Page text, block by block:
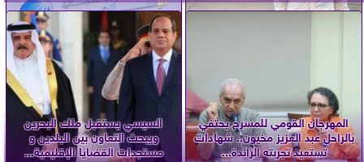
المهرجان القومي للمسرح يحتفي
بالراحل عبد العزيز مخيون.. شهادات
تستعيد تجربته الرائدة...
السيسي يستقبل ملك البحرين
ويبحث التعاون بين البلدين و
مستجدات القضايا الإقليمية...